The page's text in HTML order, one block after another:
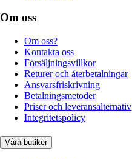
Om oss
Om oss?
Kontakta oss
Försäljningsvillkor
Returer och återbetalningar
Ansvarsfriskrivning
Betalningsmetoder
Priser och leveransalternativ
Integritetspolicy
Våra butiker